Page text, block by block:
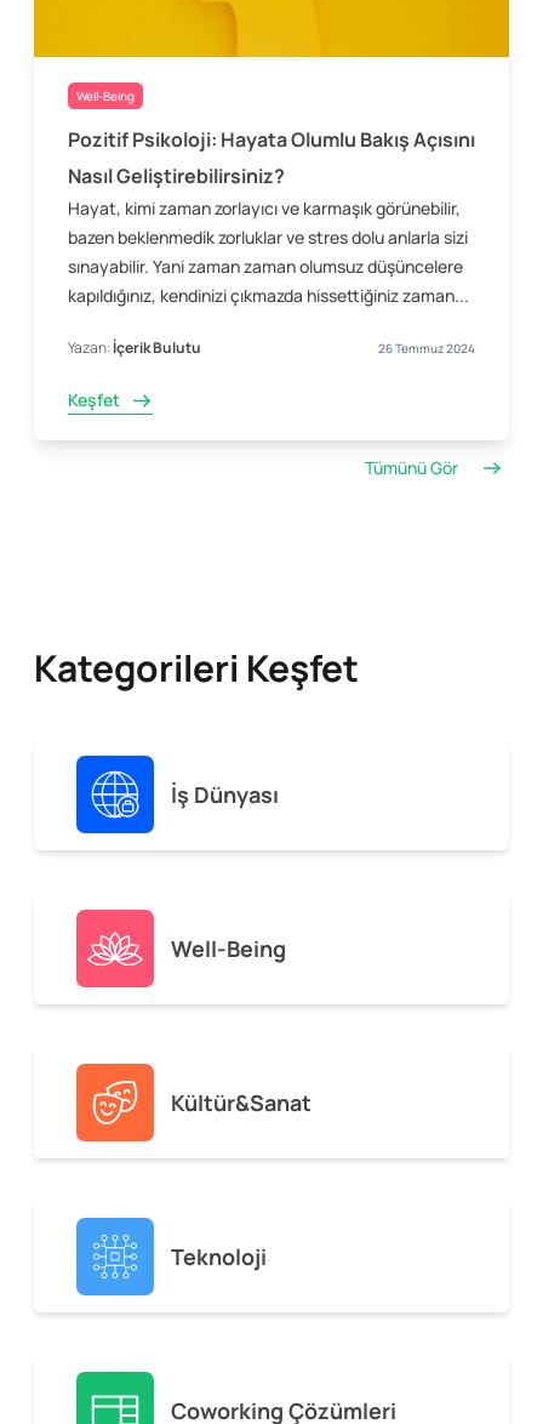
Well-Being
Pozitif Psikoloji: Hayata Olumlu Bakış Açısını
Nasıl Geliştirebilirsiniz?
Hayat, kimi zaman zorlayıcı ve karmaşık görünebilir,
bazen beklenmedik zorluklar ve stres dolu anlarla sizi
sınayabilir. Yani zaman zaman olumsuz düşüncelere
kapıldığınız, kendinizi çıkmazda hissettiğiniz zaman...
Yazan:İçerik Bulutu 26 Temmuz 2024
Keşfet
Tümünü Gör
Kategorileri Keşfet
İş Dünyası
Well-Being
Kültür&Sanat
Teknoloji
Coworking Çözümleri